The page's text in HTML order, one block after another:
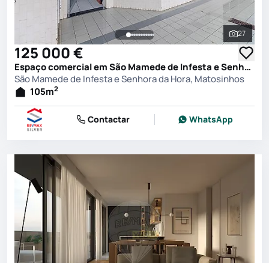
Ver
27
125 000 €
Espaço comercial em São Mamede de Infesta e Senhora da Hora, Matosinhos
São Mamede de Infesta e Senhora da Hora, Matosinhos
105m2
Contactar WhatsApp